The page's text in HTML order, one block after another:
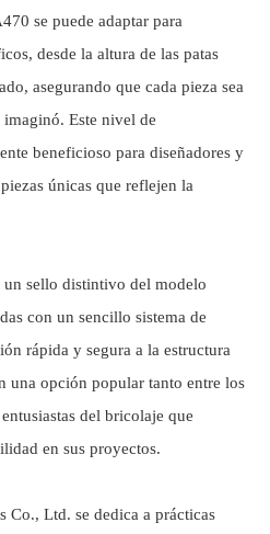
se puede adaptar para
desde la altura de las patas
asegurando que cada pieza sea
Este nivel de
beneficioso para diseñadores y
únicas que reflejen la
sello distintivo del modelo
con un sencillo sistema de
rápida y segura a la estructura
una opción popular tanto entre los
del bricolaje que
en sus proyectos.
Co., Ltd. se dedica a prácticas